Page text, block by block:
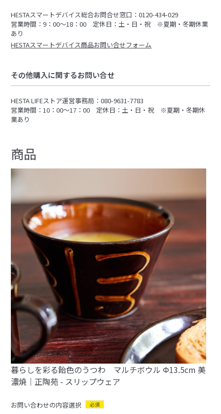
HESTAスマートデバイス総合お問合せ窓口：0120-434-029
営業時間：9：00～18：00 定休日：土・日・祝 ※夏期・冬期休業
あり
HESTAスマートデバイス商品お問い合せフォーム
その他購入に関するお問い合せ
HESTA LIFEストア運営事務局：080-9631-7783
営業時間：10：00～17：00 定休日：土・日・祝 ※夏期・冬期休
業あり
商品
暮らしを彩る飴色のうつわ マルチボウル Φ13.5cm 美
濃焼｜正陶苑 - スリップウェア
お問い合わせの内容選択 必須